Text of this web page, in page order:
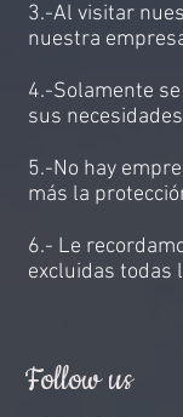
3.-Al visitar
nuestra
4.-Solamente
sus
5.-No hay
más la
6.- Le
excluidas todas
Follow us